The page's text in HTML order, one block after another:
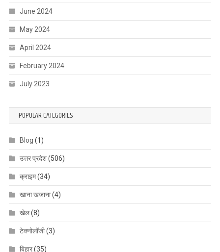
June 2024
May 2024
April 2024
February 2024
July 2023
POPULAR CATEGORIES
Blog (1)
उत्तर प्रदेश(506)
क्राइम(34)
खाना खजाना(4)
खेल(8)
टेक्नोलॉजी(3)
बिहार(35)